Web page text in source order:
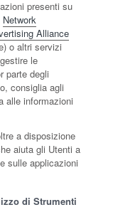
presenti su
Network
Alliance
o altri servizi
le
parte degli
consiglia agli
alle informazioni
a disposizione
aiuta gli Utenti a
sulle applicazioni
di Strumenti